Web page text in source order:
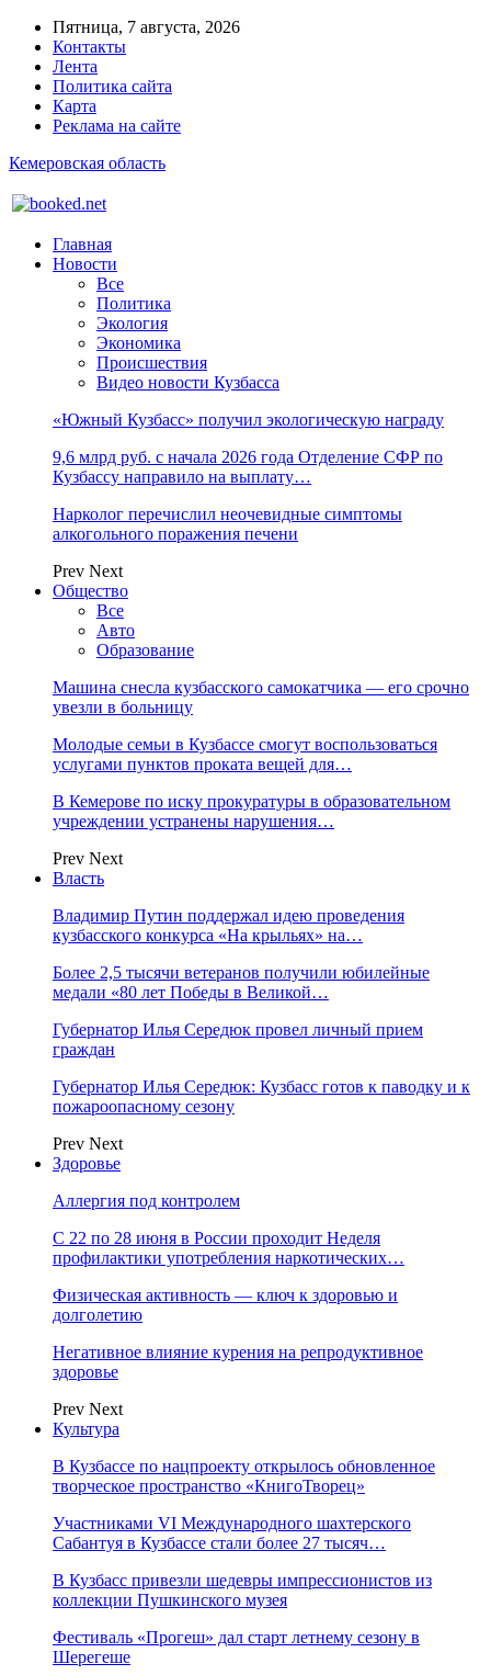
Пятница, 7 августа, 2026
Контакты
Лента
Политика сайта
Карта
Реклама на сайте
Кемеровская область
Главная
Новости
Все
Политика
Экология
Экономика
Происшествия
Видео новости Кузбасса
«Южный Кузбасс» получил экологическую награду
9,6 млрд руб. с начала 2026 года Отделение СФР по
Кузбассу направило на выплату…
Нарколог перечислил неочевидные симптомы
алкогольного поражения печени
Prev Next
Общество
Все
Авто
Образование
Машина снесла кузбасского самокатчика — его срочно
увезли в больницу
Молодые семьи в Кузбассе смогут воспользоваться
услугами пунктов проката вещей для…
В Кемерове по иску прокуратуры в образовательном
учреждении устранены нарушения…
Prev Next
Власть
Владимир Путин поддержал идею проведения
кузбасского конкурса «На крыльях» на…
Более 2,5 тысячи ветеранов получили юбилейные
медали «80 лет Победы в Великой…
Губернатор Илья Середюк провел личный прием
граждан
Губернатор Илья Середюк: Кузбасс готов к паводку и к
пожароопасному сезону
Prev Next
Здоровье
Аллергия под контролем
С 22 по 28 июня в России проходит Неделя
профилактики употребления наркотических…
Физическая активность — ключ к здоровью и
долголетию
Негативное влияние курения на репродуктивное
здоровье
Prev Next
Культура
В Кузбассе по нацпроекту открылось обновленное
творческое пространство «КнигоТворец»
Участниками VI Международного шахтерского
Сабантуя в Кузбассе стали более 27 тысяч…
В Кузбасс привезли шедевры импрессионистов из
коллекции Пушкинского музея
Фестиваль «Прогеш» дал старт летнему сезону в
Шерегеше